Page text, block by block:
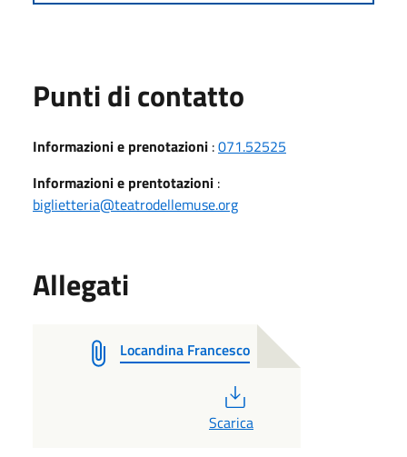
Punti di contatto
Informazioni e prenotazioni :071.52525
Informazioni e prentotazioni :
biglietteria@teatrodellemuse.org
Allegati
Locandina Francesco
Scarica